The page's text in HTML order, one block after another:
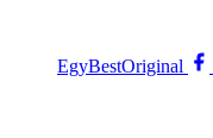
EgyBestOriginal